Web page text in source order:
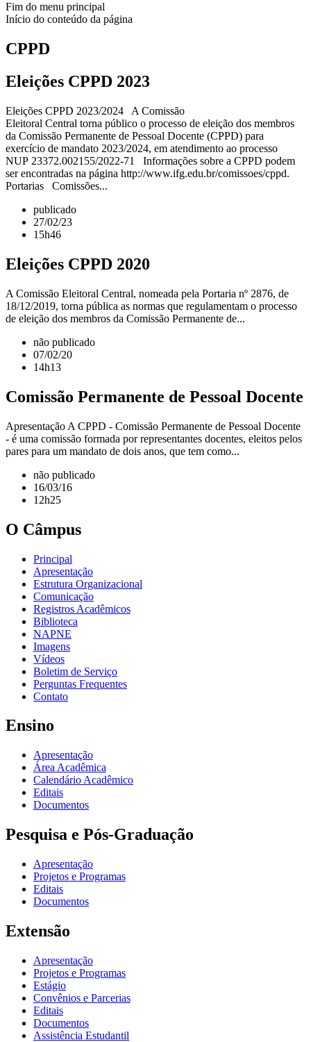
Fim do menu principal
Início do conteúdo da página
CPPD
Eleições CPPD 2023
Eleições CPPD 2023/2024 A Comissão
Eleitoral Central torna público o processo de eleição dos membros
da Comissão Permanente de Pessoal Docente (CPPD) para
exercício de mandato 2023/2024, em atendimento ao processo
NUP 23372.002155/2022-71 Informações sobre a CPPD podem
ser encontradas na página http://www.ifg.edu.br/comissoes/cppd.
Portarias Comissões...
publicado
27/02/23
15h46
Eleições CPPD 2020
A Comissão Eleitoral Central, nomeada pela Portaria nº 2876, de
18/12/2019, torna pública as normas que regulamentam o processo
de eleição dos membros da Comissão Permanente de...
não publicado
07/02/20
14h13
Comissão Permanente de Pessoal Docente
Apresentação A CPPD - Comissão Permanente de Pessoal Docente
- é uma comissão formada por representantes docentes, eleitos pelos
pares para um mandato de dois anos, que tem como...
não publicado
16/03/16
12h25
O Câmpus
Principal
Apresentação
Estrutura Organizacional
Comunicação
Registros Acadêmicos
Biblioteca
NAPNE
Imagens
Vídeos
Boletim de Serviço
Perguntas Frequentes
Contato
Ensino
Apresentação
Área Acadêmica
Calendário Acadêmico
Editais
Documentos
Pesquisa e Pós-Graduação
Apresentação
Projetos e Programas
Editais
Documentos
Extensão
Apresentação
Projetos e Programas
Estágio
Convênios e Parcerias
Editais
Documentos
Assistência Estudantil